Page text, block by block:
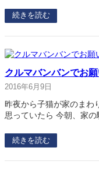
続きを読む
クルマバンバンでお願
2016年6月9日
昨夜から子猫が家のまわ
思っていたら 今朝、家の
続きを読む